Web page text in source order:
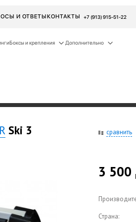
И ОТВЕТЫКОНТАКТЫ +7 (913) 915-51-22
Боксы и крепления Дополнительно
Ski 3 сравнить
3 500
Страна: